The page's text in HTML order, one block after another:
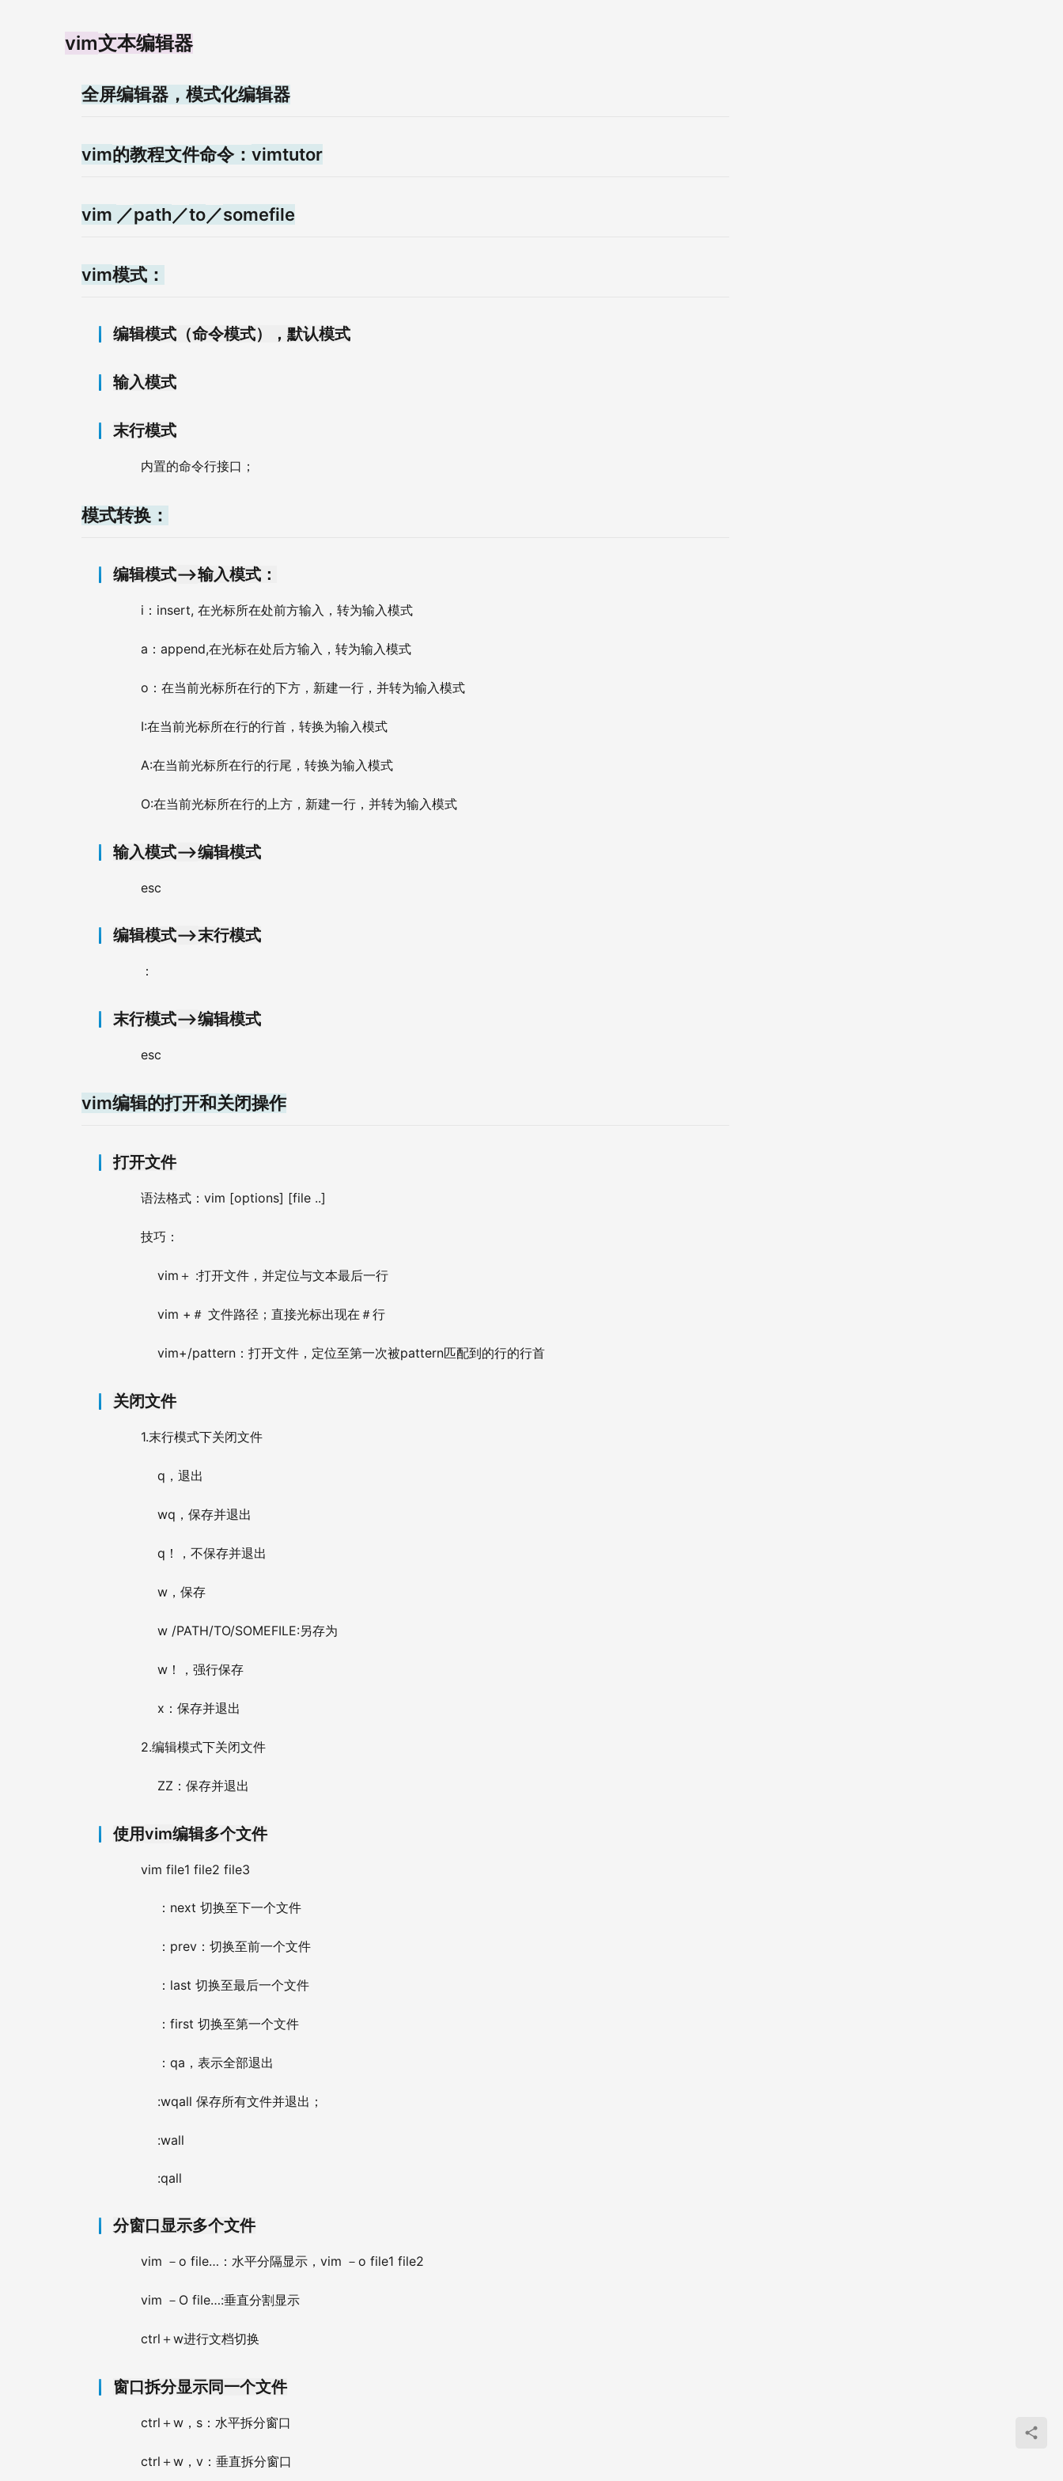
vim文本编辑器
全屏编辑器，模式化编辑器
vim的教程文件命令： vimtutor
vim ／path／to／somefile
vim模式：
编辑模式（命令模式），默认模式
输入模式
末行模式
内置的命令行接口；
模式转换：
编辑模式—>输入模式：
i ： insert, 在光标所在处前方输入，转为输入模式
a ： append,在光标在处后方输入，转为输入模式
o ：在当前光标所在行的下方，新建一行，并转为输入模式
I:在当前光标所在行的行首，转换为输入模式
A:在当前光标所在行的行尾，转换为输入模式
O:在当前光标所在行的上方，新建一行，并转为输入模式
输入模式—>编辑模式
esc
编辑模式—>末行模式
：
末行模式—>编辑模式
esc
vim编辑的打开和关闭操作
打开文件
语法格式： vim [options] [file ..]
技巧：
vim ＋ :打开文件，并定位与文本最后一行
vim + ＃ 文件路径；直接光标出现在＃行
vim+/pattern ：打开文件，定位至第一次被pattern匹配到的行的行首
关闭文件
1.末行模式下关闭文件
q ，退出
wq ，保存并退出
q ！，不保存并退出
w ，保存
w /PATH/TO/SOMEFILE:另存为
w ！，强行保存
x ：保存并退出
2.编辑模式下关闭文件
ZZ ：保存并退出
使用vim编辑多个文件
vim file1 file2 file3
： next 切换至下一个文件
： prev ：切换至前一个文件
： last 切换至最后一个文件
： first 切换至第一个文件
： qa ，表示全部退出
:wqall 保存所有文件并退出；
:wall
:qall
分窗口显示多个文件
vim － o file… ：水平分隔显示， vim － o file1 file2
vim － O file…:垂直分割显示
ctrl ＋w进行文档切换
窗口拆分显示同一个文件
ctrl ＋w ， s ：水平拆分窗口
ctrl ＋w ， v ：垂直拆分窗口